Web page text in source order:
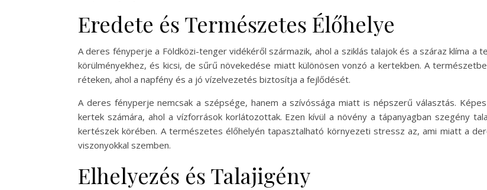
Eredete és Természetes Élőhelye
A deres fényperje a Földközi-tenger vidékéről származik, ahol a sziklás talajok és a száraz klíma a
körülményekhez, és kicsi, de sűrű növekedése miatt különösen vonzó a kertekben. A
réteken, ahol a napfény és a jó vízelvezetés biztosítja a fejlődését.
A deres fényperje nemcsak a szépsége, hanem a szívóssága miatt is népszerű választás.
kertek számára, ahol a vízforrások korlátozottak. Ezen kívül a növény a tápanyagban szegény
kertészek körében. A természetes élőhelyén tapasztalható környezeti stressz az, ami miatt a
viszonyokkal szemben.
Elhelyezés és Talajigény